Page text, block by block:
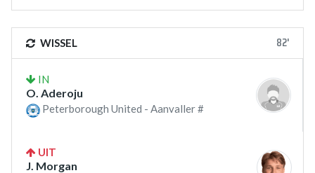
WISSEL 82'
IN
O. Aderoju
Peterborough United - Aanvaller #
UIT
J. Morgan